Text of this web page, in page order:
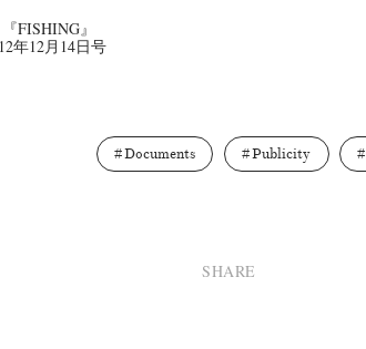
FISHING』
年12月14日号
Documents Publicity
SHARE